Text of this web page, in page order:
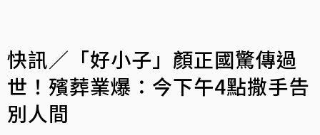
快訊／「好小子」顏正國驚傳過
世！殯葬業爆：今下午4點撒手告
別人間